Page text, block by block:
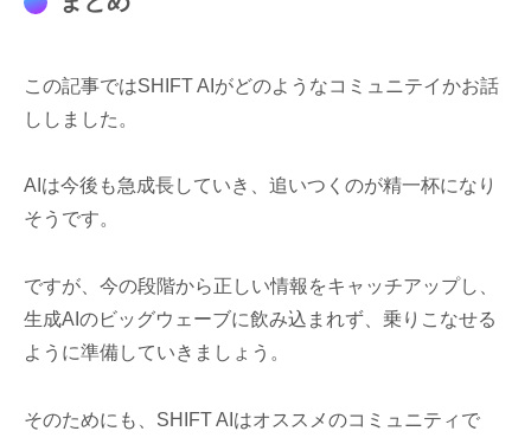
この記事ではSHIFT AIがどのようなコミュニテイかお話
ししました。
AIは今後も急成長していき、追いつくのが精一杯になり
そうです。
ですが、今の段階から正しい情報をキャッチアップし、
生成AIのビッグウェーブに飲み込まれず、乗りこなせる
ように準備していきましょう。
そのためにも、SHIFT AIはオススメのコミュニティで